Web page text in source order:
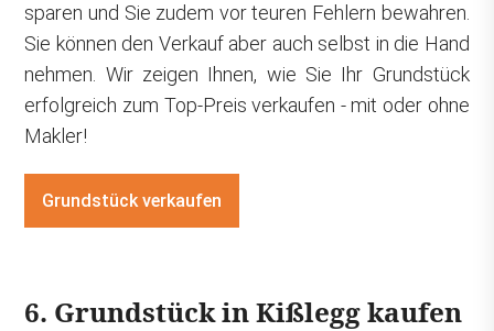
sparen und Sie zudem vor teuren Fehlern bewahren.
Sie können den Verkauf aber auch selbst in die Hand
nehmen. Wir zeigen Ihnen, wie Sie Ihr Grundstück
erfolgreich zum Top-Preis verkaufen - mit oder ohne
Makler!
Grundstück verkaufen
6. Grundstück in Kißlegg kaufen